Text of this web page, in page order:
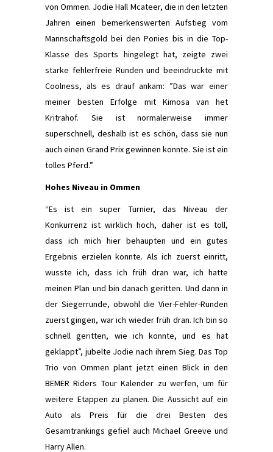
von Ommen. Jodie Hall Mcateer, die in den letzten
Jahren einen bemerkenswerten Aufstieg vom
Mannschaftsgold bei den Ponies bis in die Top-
Klasse des Sports hingelegt hat, zeigte zwei
starke fehlerfreie Runden und beeindruckte mit
Coolness, als es drauf ankam: ”Das war einer
meiner besten Erfolge mit Kimosa van het
Kritrahof. Sie ist normalerweise immer
superschnell, deshalb ist es schön, dass sie nun
auch einen Grand Prix gewinnen konnte. Sie ist ein
tolles Pferd.”
Hohes Niveau in Ommen
“Es ist ein super Turnier, das Niveau der
Konkurrenz ist wirklich hoch, daher ist es toll,
dass ich mich hier behaupten und ein gutes
Ergebnis erzielen konnte. Als ich zuerst einritt,
wusste ich, dass ich früh dran war, ich hatte
meinen Plan und bin danach geritten. Und dann in
der Siegerrunde, obwohl die Vier-Fehler-Runden
zuerst gingen, war ich wieder früh dran. Ich bin so
schnell geritten, wie ich konnte, und es hat
geklappt”, jubelte Jodie nach ihrem Sieg. Das Top
Trio von Ommen plant jetzt einen Blick in den
BEMER Riders Tour Kalender zu werfen, um für
weitere Etappen zu planen. Die Aussicht auf ein
Auto als Preis für die drei Besten des
Gesamtrankings gefiel auch Michael Greeve und
Harry Allen.